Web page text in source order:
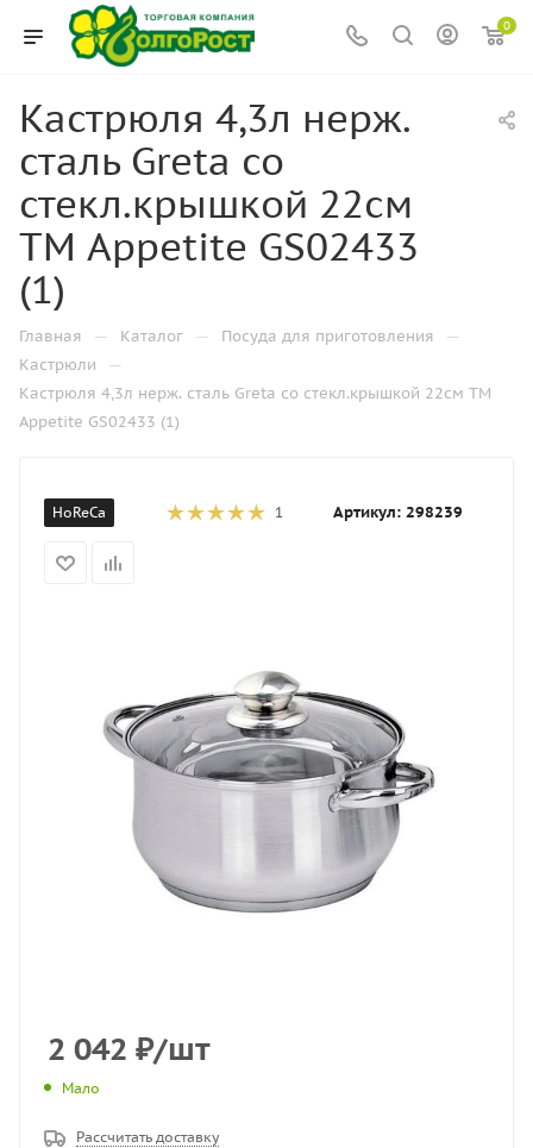
0
Кастрюля 4,3л нерж.
сталь Greta со
стекл.крышкой 22см
ТМ Appetite GS02433
(1)
Главная — Каталог — Посуда для приготовления —
Кастрюли —
Кастрюля 4,3л нерж. сталь Greta со стекл.крышкой 22см ТМ
Appetite GS02433 (1)
HoReCa 1 Артикул: 298239
2 042 ₽/шт
Мало
Рассчитать доставку